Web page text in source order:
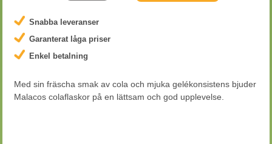
Snabba leveranser
Garanterat låga priser
Enkel betalning
Med sin fräscha smak av cola och mjuka gelékonsistens bjuder
Malacos colaflaskor på en lättsam och god upplevelse.